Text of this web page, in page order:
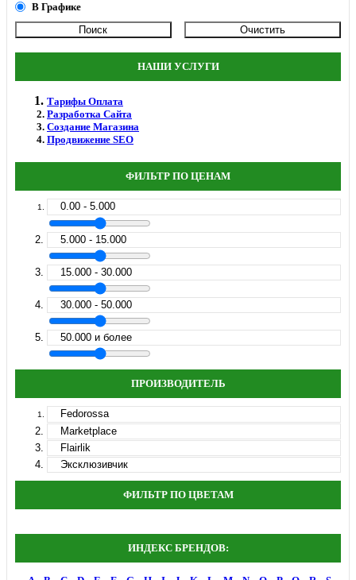
В Графике
НАШИ УСЛУГИ
Тарифы Оплата
Разработка Сайта
Создание Магазина
Продвижение SEO
ФИЛЬТР ПО ЦЕНАМ
0.00 - 5.000
5.000 - 15.000
15.000 - 30.000
30.000 - 50.000
50.000 и более
ПРОИЗВОДИТЕЛЬ
Fedorossa
Marketplace
Flairlik
Эксклюзивчик
ФИЛЬТР ПО ЦВЕТАМ
ИНДЕКС БРЕНДОВ: